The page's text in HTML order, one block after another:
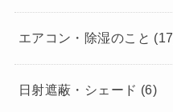
エアコン・除湿のこと
日射遮蔽・シェード (6)